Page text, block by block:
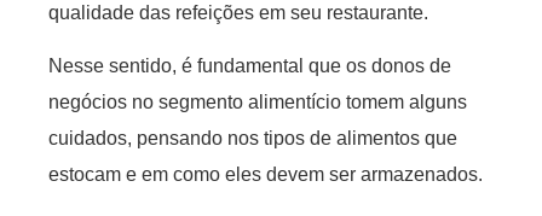
qualidade das refeições em seu restaurante.
Nesse sentido, é fundamental que os donos de
negócios no segmento alimentício tomem alguns
cuidados, pensando nos tipos de alimentos que
estocam e em como eles devem ser armazenados.